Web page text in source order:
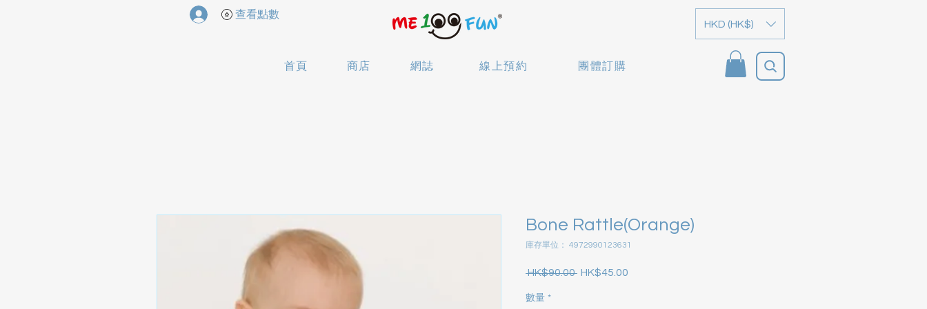
查看點數
首頁 商店 網誌 線上預約 團體訂購
HKD (HK$)
Bone Rattle(Orange)
庫存單位： 4972990123631
HK$90.00 一HK$45.00
數量 *